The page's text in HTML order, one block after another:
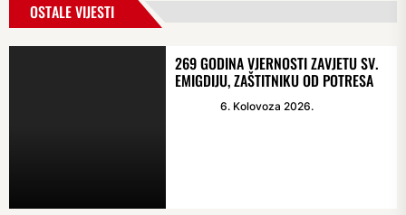
OSTALE VIJESTI
269 GODINA VJERNOSTI ZAVJETU SV.
EMIGDIJU, ZAŠTITNIKU OD POTRESA
6. Kolovoza 2026.